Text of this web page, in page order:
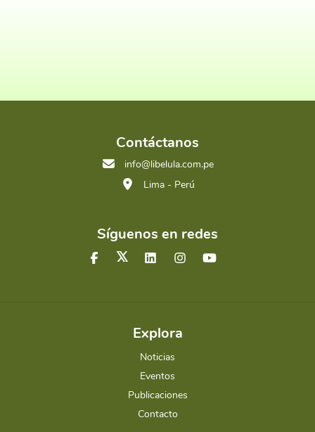
Contáctanos
info@libelula.com.pe
Lima - Perú
Síguenos en redes
Explora
Noticias
Eventos
Publicaciones
Contacto